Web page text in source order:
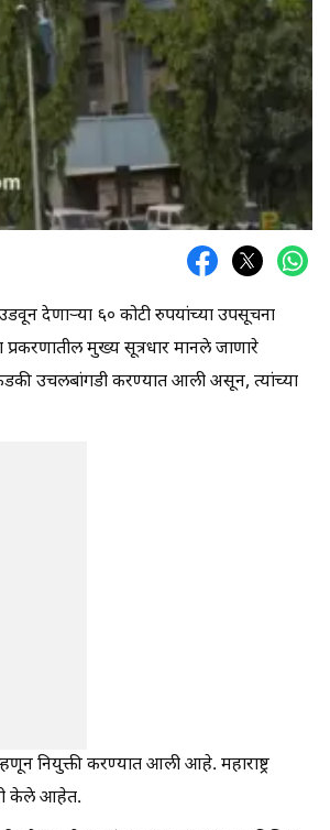
देणाऱ्या ६० कोटी रुपयांच्या उपसूचना
मुख्य सूत्रधार मानले जाणारे
उचलबांगडी करण्यात आली असून, त्यांच्या
नियुक्ती करण्यात आली आहे. महाराष्ट्र
केले आहेत.